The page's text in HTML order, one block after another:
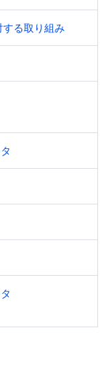
する取り組み